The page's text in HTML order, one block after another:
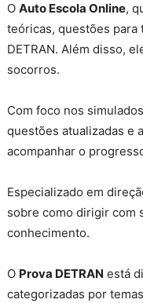
O Auto Escola Online,
teóricas, questões para
DETRAN. Além disso,
socorros.
Com foco nos
questões atualizadas e
acompanhar o
Especializado em
sobre como dirigir com
conhecimento.
O Prova DETRAN está
categorizadas por